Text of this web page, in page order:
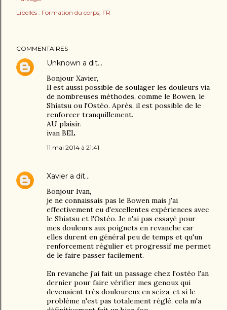
Libellés : Formation du corps FR
COMMENTAIRES
Unknown a dit…
Bonjour Xavier,
Il est aussi possible de soulager les douleurs via
de nombreuses méthodes, comme le Bowen, le
Shiatsu ou l'Ostéo. Après, il est possible de le
renforcer tranquillement.
AU plaisir.
ivan BEL
11 mai 2014 à 21:41
Xavier a dit…
Bonjour Ivan,
je ne connaissais pas le Bowen mais j'ai
effectivement eu d'excellentes expériences avec
le Shiatsu et l'Ostéo. Je n'ai pas essayé pour
mes douleurs aux poignets en revanche car
elles durent en général peu de temps et qu'un
renforcement régulier et progressif me permet
de le faire passer facilement.
En revanche j'ai fait un passage chez l'ostéo l'an
dernier pour faire vérifier mes genoux qui
devenaient très douloureux en seiza, et si le
problème n'est pas totalement réglé, cela m'a